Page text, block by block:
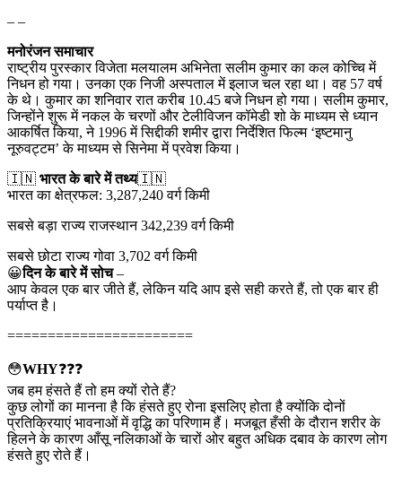
– –
मनोरंजन समाचार
राष्ट्रीय पुरस्कार विजेता मलयालम अभिनेता सलीम कुमार का कल कोच्चि में
निधन हो गया। उनका एक निजी अस्पताल में इलाज चल रहा था। वह 57 वर्ष
के थे। कुमार का शनिवार रात करीब 10.45 बजे निधन हो गया। सलीम कुमार,
जिन्होंने शुरू में नकल के चरणों और टेलीविजन कॉमेडी शो के माध्यम से ध्यान
आकर्षित किया, ने 1996 में सिद्दीकी शमीर द्वारा निर्देशित फिल्म ‘इष्टमानु
नूरुवट्टम’ के माध्यम से सिनेमा में प्रवेश किया।
🇮🇳 भारत के बारे में तथ्य🇮🇳
भारत का क्षेत्रफल: 3,287,240 वर्ग किमी
सबसे बड़ा राज्य राजस्थान 342,239 वर्ग किमी
सबसे छोटा राज्य गोवा 3,702 वर्ग किमी
😀दिन के बारे में सोच–
आप केवल एक बार जीते हैं, लेकिन यदि आप इसे सही करते हैं, तो एक बार ही
पर्याप्त है।
=======================
😳WHY❓❓❓
जब हम हंसते हैं तो हम क्यों रोते हैं?
कुछ लोगों का मानना है कि हंसते हुए रोना इसलिए होता है क्योंकि दोनों
प्रतिक्रियाएं भावनाओं में वृद्धि का परिणाम हैं। मजबूत हँसी के दौरान शरीर के
हिलने के कारण आँसू नलिकाओं के चारों ओर बहुत अधिक दबाव के कारण लोग
हंसते हुए रोते हैं।